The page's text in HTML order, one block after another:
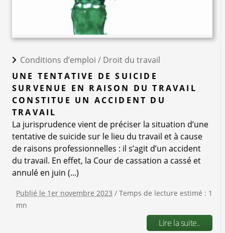
Conditions d’emploi / Droit du travail
UNE TENTATIVE DE SUICIDE
SURVENUE EN RAISON DU TRAVAIL
CONSTITUE UN ACCIDENT DU
TRAVAIL
La jurisprudence vient de préciser la situation d’une
tentative de suicide sur le lieu du travail et à cause
de raisons professionnelles : il s’agit d’un accident
du travail. En effet, la Cour de cassation a cassé et
annulé en juin (...)
Publié le 1er novembre 2023 / Temps de lecture estimé : 1
mn
Lire la suite..